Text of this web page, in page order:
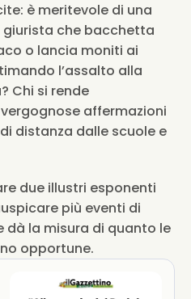
è meritevole di una
giurista che bacchetta
o lancia moniti ai
l’assalto alla
Chi si rende
affermazioni
distanza dalle scuole e
due illustri esponenti
più eventi di
la misura di quanto le
opportune.